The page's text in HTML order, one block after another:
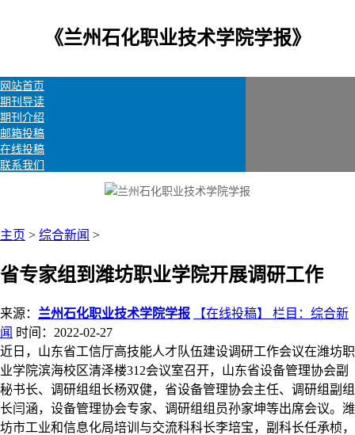
《兰州石化职业技术学院学报》
网站首页
期刊导读
期刊介绍
邮箱投稿
在线投稿
联系我们
主页 > 综合新闻 >
省专家组到潍坊职业学院开展调研工作
来源： 兰州石化职业技术学院学报 【在线投稿】 栏目： 综合新
闻 时间：2022-02-27
近日，山东省工信厅高技能人才队伍建设调研工作会议在潍坊职
业学院滨海校区清泽楼312会议室召开，山东省设备管理协会副
秘书长、调研组组长杨双健，省设备管理协会主任、调研组副组
长闫涵，设备管理协会专家、调研组组员孙家坤等出席会议。潍
坊市工业和信息化局培训与交流科科长李培宝，副科长任承桢，